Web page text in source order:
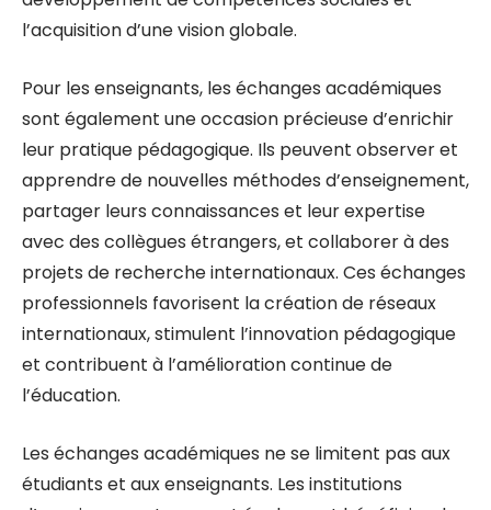
l’acquisition d’une vision globale.
Pour les enseignants, les échanges académiques
sont également une occasion précieuse d’enrichir
leur pratique pédagogique. Ils peuvent observer et
apprendre de nouvelles méthodes d’enseignement,
partager leurs connaissances et leur expertise
avec des collègues étrangers, et collaborer à des
projets de recherche internationaux. Ces échanges
professionnels favorisent la création de réseaux
internationaux, stimulent l’innovation pédagogique
et contribuent à l’amélioration continue de
l’éducation.
Les échanges académiques ne se limitent pas aux
étudiants et aux enseignants. Les institutions